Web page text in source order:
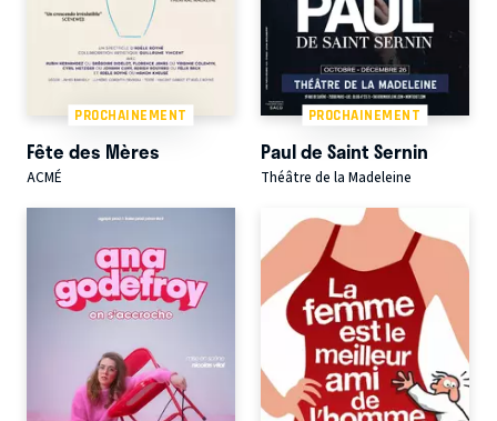
PROCHAINEMENT
Fête des Mères
ACMÉ
PROCHAINEMENT
Paul de Saint Sernin
Théâtre de la Madeleine